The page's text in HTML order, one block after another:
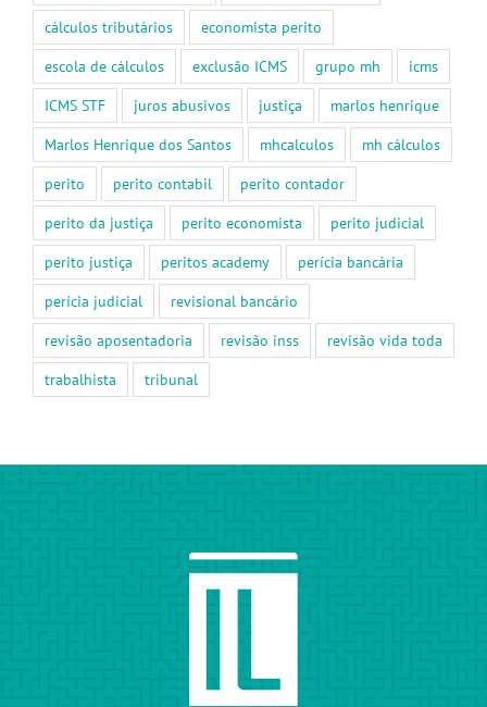
cálculos tributários
economista perito
escola de cálculos
exclusão ICMS grupo mh
icms
ICMS STF
juros abusivos justiça
marlos henrique
Marlos Henrique dos Santos
mhcalculos
mh cálculos
perito
perito contabil
perito contador
perito da justiça
perito economista
perito judicial
perito justiça
peritos academy
perícia bancária
perícia judicial
revisional bancário
revisão aposentadoria
revisão inss
revisão vida toda
trabalhista
tribunal